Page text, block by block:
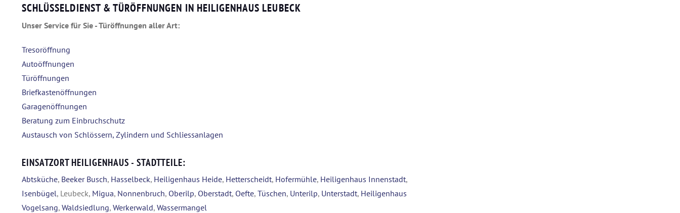
SCHLÜSSELDIENST & TÜRÖFFNUNGEN IN HEILIGENHAUS LEUBECK
Unser Service für Sie - Türöffnungen aller Art:
Tresoröffnung
Autoöffnungen
Türöffnungen
Briefkastenöffnungen
Garagenöffnungen
Beratung zum Einbruchschutz
Austausch von Schlössern, Zylindern und Schliessanlagen
EINSATZORT HEILIGENHAUS - STADTTEILE:
Abtsküche, Beeker Busch, Hasselbeck, Heiligenhaus Heide, Hetterscheidt, Hofermühle, Heiligenhaus Innenstadt,
Isenbügel, Leubeck, Migua, Nonnenbruch, Oberilp, Oberstadt, Oefte, Tüschen, Unterilp, Unterstadt, Heiligenhaus
Vogelsang, Waldsiedlung, Werkerwald, Wassermangel